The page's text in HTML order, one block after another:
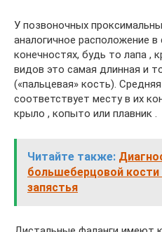
У позвоночных
аналогичное расположение
конечностях, будь то лапа ,
видов это самая длинная и
(«пальцевая» кость).
соответствует месту в их
крыло , копыто или плавник .
Читайте также:
большеберцовой
запястья